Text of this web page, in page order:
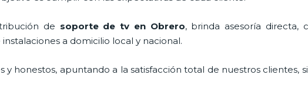
de soporte de tv en Obrero, brinda asesoría directa,
a domicilio local y nacional.
honestos, apuntando a la satisfacción total de nuestros clientes,